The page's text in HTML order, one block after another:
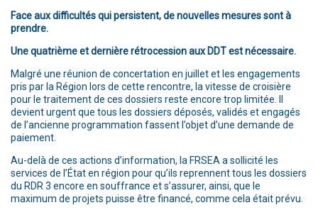
Face aux difficultés qui persistent, de nouvelles mesures sont à
prendre.
Une quatrième et dernière rétrocession aux DDT est nécessaire.
Malgré une réunion de concertation en juillet et les engagements
pris par la Région lors de cette rencontre, la vitesse de croisière
pour le traitement de ces dossiers reste encore trop limitée. Il
devient urgent que tous les dossiers déposés, validés et engagés
de l’ancienne programmation fassent l’objet d’une demande de
paiement.
Au-delà de ces actions d’information, la FRSEA a sollicité les
services de l’État en région pour qu’ils reprennent tous les dossiers
du RDR 3 encore en souffrance et s’assurer, ainsi, que le
maximum de projets puisse être financé, comme cela était prévu.